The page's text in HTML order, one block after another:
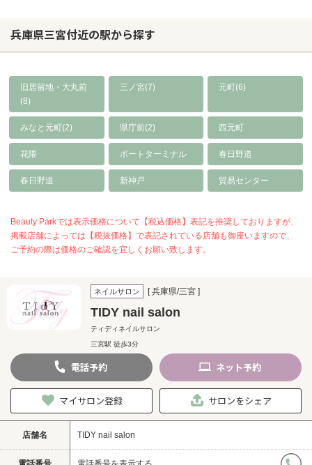
兵庫県三宮付近の駅から探す
旧居留地・大丸前
(8)
三ノ宮(7) 元町(6)
みなと元町(2) 県庁前(2) 西元町
花隈 ポートターミナル 春日野道
春日野道 新神戸 貿易センター
Beauty Parkでは表示価格について【税込価格】表記を推奨しておりますが、
掲載店舗によっては【税抜価格】で表記されている店舗も御座いますので、
ご予約の際は価格のご確認を宜しくお願い致します。
ネイルサロン [ 兵庫県/三宮 ]
TIDY nail salon
ティディネイルサロン
三宮駅 徒歩3分
電話予約 ネット予約
マイサロン登録 サロンをシェア
店舗名 TIDY nail salon